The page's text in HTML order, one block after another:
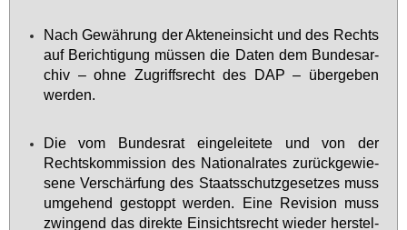
Nach Ge­wäh­rung der Ak­ten­ein­sicht und des Rechts
auf Be­rich­ti­gung müs­sen die Da­ten dem Bun­des­ar­
chiv – oh­ne Zu­griffs­recht des DAP – über­ge­ben
wer­den.
Die vom Bun­des­rat ein­ge­lei­te­te und von der
Rechts­kom­mis­si­on des Na­tio­nal­ra­tes zu­rück­ge­wie­
se­ne Ver­schär­fung des Staats­schutz­ge­set­zes muss
um­ge­hend ge­stoppt wer­den. Ei­ne Re­vi­si­on muss
zwin­gend das di­rek­te Ein­sichts­recht wie­der her­stel­